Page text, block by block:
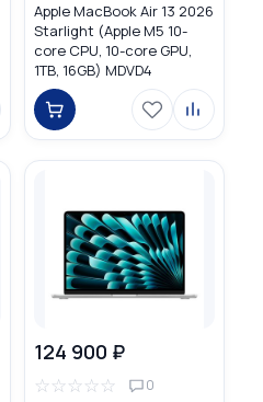
Apple MacBook Air 13 2026
Starlight (Apple M5 10-
core CPU, 10-core GPU,
1TB, 16GB) MDVD4
124 900 ₽
☆☆☆☆☆ 0